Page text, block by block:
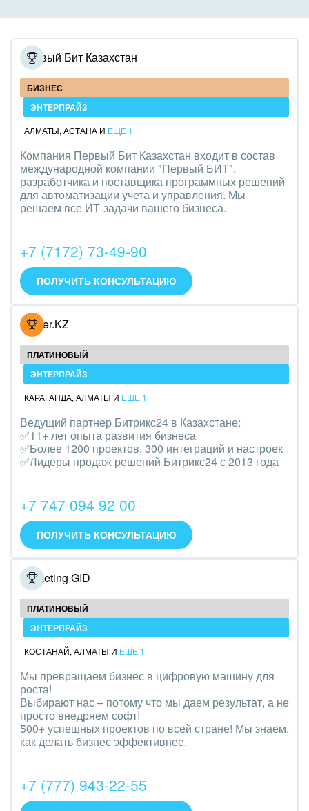
Внедрение для гос.организаций
Внедрение онлайн-продаж
Внедрение онлайн-офиса / Интранета
Охрана, безопасность
Промышленность
СМИ, издательства, справочники
Страхование
Строительство, ремонт и благоустройство
Транспорт, Авиация, автобизнес
Трудоустройство
PR, маркетинг, реклама,
АПК и пищевая промышленность
Выставки, семинары, конференции
Горнодобывающая отрасль
Досуг, туризм и отдых
комплексов
Инвестиционный бизнес
IT, Интернет
Консалтинговые и управленческие услуги
Культурные события, спорт, шоу-бизнес
Логистика
Мебель, лес, деревообработка
Медицина и фармацевтика
Металлургия
Мода, одежда, аксессуары, стиль
Оборудование, техника
Первый Бит Казахстан
БИЗНЕС
ЭНТЕРПРАЙЗ
АЛМАТЫ, АСТАНА И ЕЩЕ 1
Компания Первый Бит Казахстан входит в состав
международной компании "Первый БИТ",
разработчика и поставщика программных решений
для автоматизации учета и управления. Мы
решаем все ИТ-задачи вашего бизнеса.
+7 (7172) 73-49-90
ПОЛУЧИТЬ КОНСУЛЬТАЦИЮ
Hoster.KZ
ПЛАТИНОВЫЙ
ЭНТЕРПРАЙЗ
КАРАГАНДА, АЛМАТЫ И ЕЩЕ 1
Ведущий партнер Битрикс24 в Казахстане:
✅11+ лет опыта развития бизнеса
✅Более 1200 проектов, 300 интеграций и настроек
✅Лидеры продаж решений Битрикс24 с 2013 года
+7 747 094 92 00
ПОЛУЧИТЬ КОНСУЛЬТАЦИЮ
Marketing GID
ПЛАТИНОВЫЙ
ЭНТЕРПРАЙЗ
КОСТАНАЙ, АЛМАТЫ И ЕЩЕ 1
Мы превращаем бизнес в цифровую машину для
роста!
Выбирают нас – потому что мы даем результат, а не
просто внедряем софт!
500+ успешных проектов по всей стране! Мы знаем,
как делать бизнес эффективнее.
+7 (777) 943-22-55